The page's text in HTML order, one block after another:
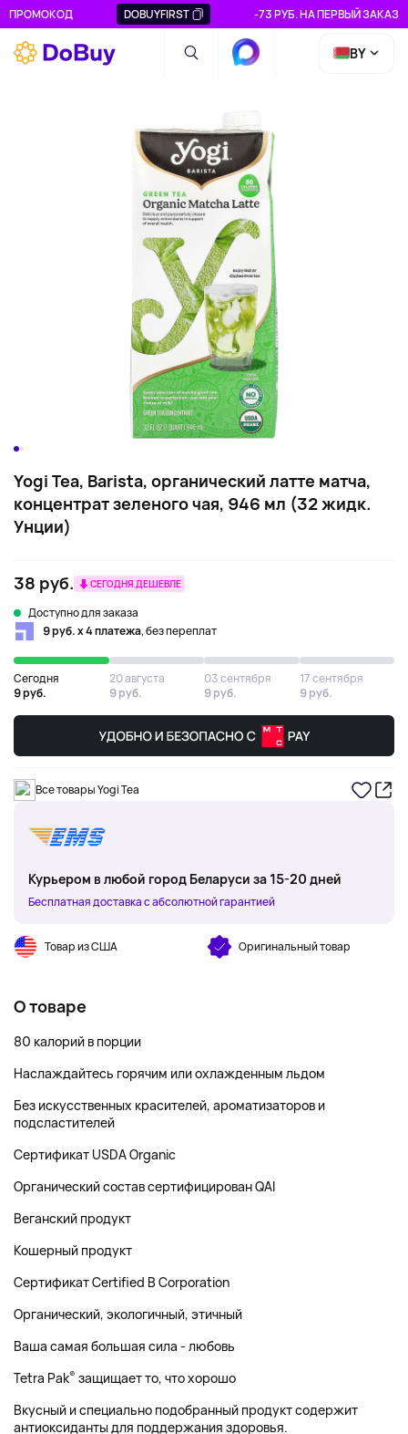
ПРОМОКОД DOBUYFIRST -73 РУБ. НА ПЕРВЫЙ ЗАКАЗ
BY
Yogi Tea, Barista, органический латте матча,
концентрат зеленого чая, 946 мл (32 жидк.
Унции)
38 руб. СЕГОДНЯ ДЕШЕВЛЕ
Доступно для заказа
9 руб. х 4 платежа, без переплат
Сегодня
9 руб.
20 августа
9 руб.
03 сентября
9 руб.
17 сентября
9 руб.
Все товары Yogi Tea
Курьером в любой город Беларуси за 15-20 дней
Бесплатная доставка с абсолютной гарантией
Товар из США Оригинальный товар
О товаре
80 калорий в порции
Наслаждайтесь горячим или охлажденным льдом
Без искусственных красителей, ароматизаторов и
подсластителей
Сертификат USDA Organic
Органический состав сертифицирован QAI
Веганский продукт
Кошерный продукт
Сертификат Certified B Corporation
Органический, экологичный, этичный
Ваша самая большая сила - любовь
Tetra Pak® защищает то, что хорошо
Вкусный и специально подобранный продукт содержит
антиоксиданты для поддержания здоровья.